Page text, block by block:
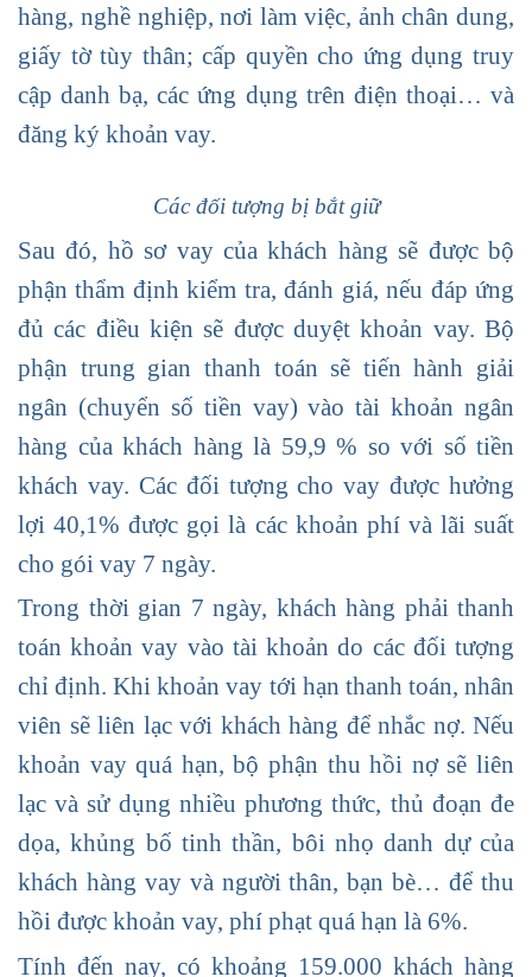
hàng, nghề nghiệp, nơi làm việc, ảnh chân dung,
giấy tờ tùy thân; cấp quyền cho ứng dụng truy
cập danh bạ, các ứng dụng trên điện thoại… và
đăng ký khoản vay.
Các đối tượng bị bắt giữ
Sau đó, hồ sơ vay của khách hàng sẽ được bộ
phận thẩm định kiểm tra, đánh giá, nếu đáp ứng
đủ các điều kiện sẽ được duyệt khoản vay. Bộ
phận trung gian thanh toán sẽ tiến hành giải
ngân (chuyển số tiền vay) vào tài khoản ngân
hàng của khách hàng là 59,9 % so với số tiền
khách vay. Các đối tượng cho vay được hưởng
lợi 40,1% được gọi là các khoản phí và lãi suất
cho gói vay 7 ngày.
Trong thời gian 7 ngày, khách hàng phải thanh
toán khoản vay vào tài khoản do các đối tượng
chỉ định. Khi khoản vay tới hạn thanh toán, nhân
viên sẽ liên lạc với khách hàng để nhắc nợ. Nếu
khoản vay quá hạn, bộ phận thu hồi nợ sẽ liên
lạc và sử dụng nhiều phương thức, thủ đoạn đe
dọa, khủng bố tinh thần, bôi nhọ danh dự của
khách hàng vay và người thân, bạn bè… để thu
hồi được khoản vay, phí phạt quá hạn là 6%.
Tính đến nay, có khoảng 159.000 khách hàng